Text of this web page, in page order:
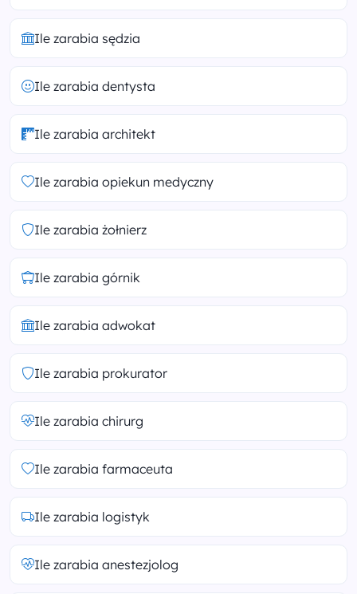
Ile zarabia sędzia
Ile zarabia dentysta
Ile zarabia architekt
Ile zarabia opiekun medyczny
Ile zarabia żołnierz
Ile zarabia górnik
Ile zarabia adwokat
Ile zarabia prokurator
Ile zarabia chirurg
Ile zarabia farmaceuta
Ile zarabia logistyk
Ile zarabia anestezjolog